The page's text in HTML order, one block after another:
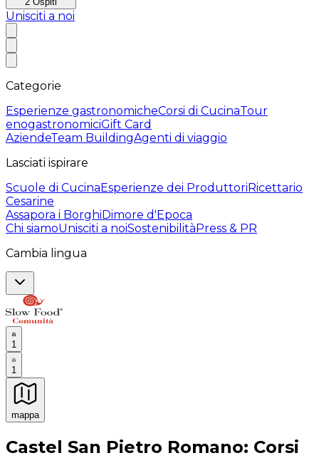
Unisciti a noi
Categorie
Esperienze gastronomicheCorsi di CucinaTour
enogastronomiciGift Card
AziendeTeam BuildingAgenti di viaggio
Lasciati ispirare
Scuole di CucinaEsperienze dei ProduttoriRicettario
Cesarine
Assapora i BorghiDimore d'Epoca
Chi siamoUnisciti a noiSostenibilitàPress & PR
Cambia lingua
1
1
mappa
Esperienze culinarie indimenticabili: Esperienze
Castel San Pietro Romano: Corsi